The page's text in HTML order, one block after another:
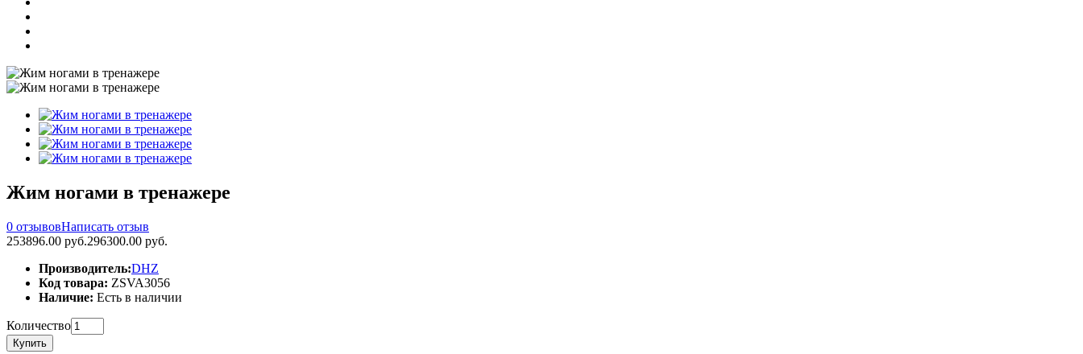
Жим ногами в тренажере
0 отзывовНаписать отзыв
253896.00 руб.296300.00 руб.
Производитель:DHZ
Код товара: ZSVA3056
Наличие: Есть в наличии
Количество
Купить